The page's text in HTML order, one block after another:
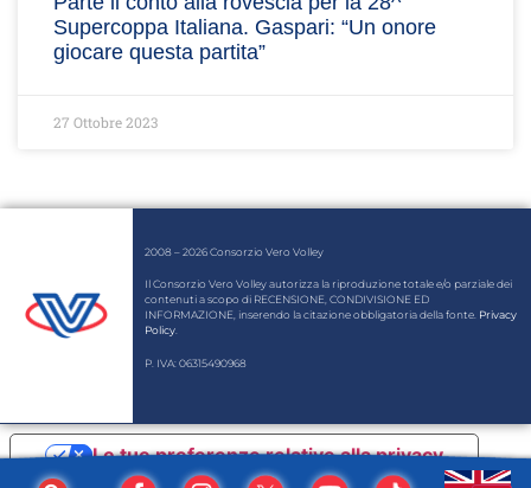
Supercoppa Italiana. Gaspari: “Un onore
giocare questa partita”
27 Ottobre 2023
2008 – 2026 Consorzio Vero Volley
Il Consorzio Vero Volley autorizza la riproduzione totale e/o parziale dei
contenuti a scopo di RECENSIONE, CONDIVISIONE ED
INFORMAZIONE, inserendo la citazione obbligatoria della fonte. Privacy
Policy.
P. IVA: 06315490968
Le tue preferenze relative alla privacy